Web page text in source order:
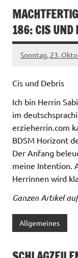
186: CIS UND
Sonntag, 23.
Cis und Debris
Ich bin Herrin
im
erzieherrin.com
BDSM Horizont
Der Anfang
meine Intention.
Herrinnen wird
Ganzen Artikel
Allgemeines